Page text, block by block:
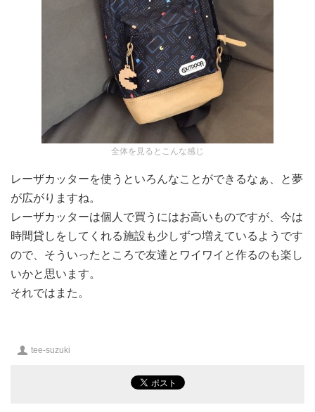
全体を見るとこんな感じ
レーザカッターを使うといろんなことができるなぁ、と夢
が広がりますね。
レーザカッターは個人で買うにはお高いものですが、今は
時間貸しをしてくれる施設も少しずつ増えているようです
ので、そういったところで友達とワイワイと作るのも楽し
いかと思います。
それではまた。
tee-suzuki